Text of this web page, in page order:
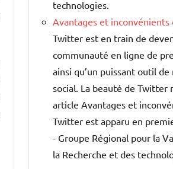
technologies.
Avantages et
Twitter est en train de
communauté en ligne de
ainsi qu’un puissant outil
social. La beauté de Twitter
article Avantages et
Twitter est apparu en
- Groupe Régional pour la
la Recherche et des